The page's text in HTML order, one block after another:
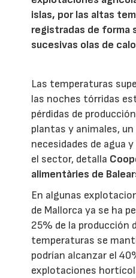
islas, por las altas
registradas de forma
sucesivas olas de
Las temperaturas
las noches tórridas
pérdidas de
plantas y animales,
necesidades de agua
el sector, detalla
alimentàries de
En algunas
de Mallorca ya se ha
25% de la producción
temperaturas se
podrían alcanzar el
explotaciones